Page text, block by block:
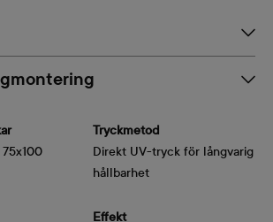
Tryckmetod
Direkt UV-tryck för långvarig
hållbarhet
Effekt